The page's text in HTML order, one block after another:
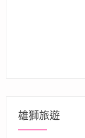
雄獅旅遊